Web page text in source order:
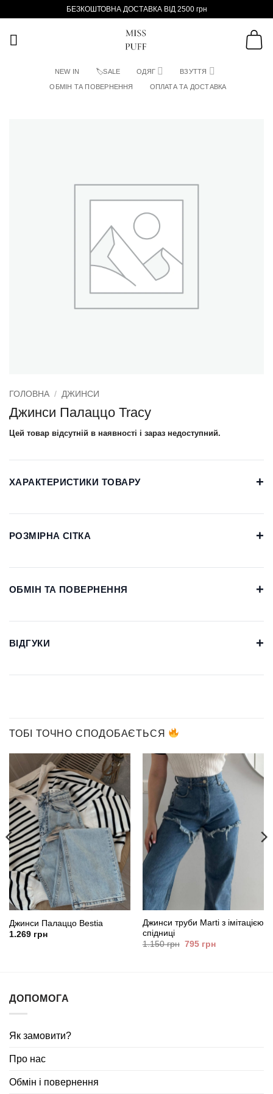
БЕЗКОШТОВНА ДОСТАВКА ВІД 2500 грн
NEW IN 🏷SALE ОДЯГ ВЗУТТЯ
ОБМІН ТА ПОВЕРНЕННЯ ОПЛАТА ТА ДОСТАВКА
ГОЛОВНА / ДЖИНСИ
Джинси Палаццо Tracy
Цей товар відсутній в наявності і зараз недоступний.
ХАРАКТЕРИСТИКИ ТОВАРУ +
РОЗМІРНА СІТКА +
ОБМІН ТА ПОВЕРНЕННЯ +
ВІДГУКИ +
ТОБІ ТОЧНО СПОДОБАЄТЬСЯ
Джинси Палаццо Bestia
1.269грн
Джинси труби Marti з імітацією
спідниці
1.150грн Оригінальна
795грнПоточна
ДОПОМОГА
Як замовити?
Про нас
Обмін і повернення